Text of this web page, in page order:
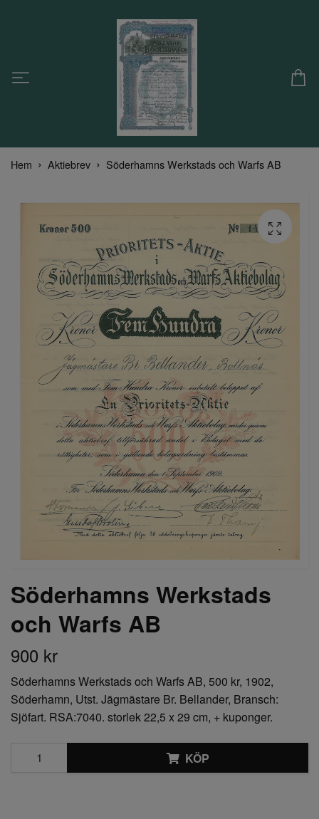
Hem Aktiebrev Söderhamns Werkstads och Warfs AB
Söderhamns Werkstads
och Warfs AB
900 kr
Söderhamns Werkstads och Warfs AB, 500 kr, 1902,
Söderhamn, Utst. Jägmästare Br. Bellander, Bransch:
Sjöfart. RSA:7040. storlek 22,5 x 29 cm, + kuponger.
KÖP